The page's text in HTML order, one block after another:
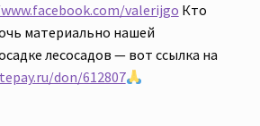
valerijgo Кто
материально нашей
лесосадов — вот ссылка на
don/612807